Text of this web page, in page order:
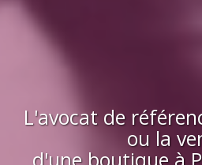
L'avocat de
ou la
d'une boutique à